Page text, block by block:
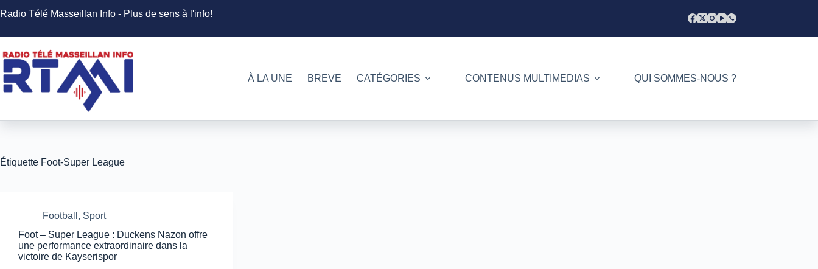
au
Radio Télé Masseillan Info - Plus de sens à l'info!
À LA UNE BREVE CATÉGORIES CONTENUS MULTIMEDIAS QUI SOMMES-NOUS ?
Étiquette Foot-Super League
Football , Sport
Foot – Super League : Duckens Nazon offre
une performance extraordinaire dans la
victoire de Kayserispor